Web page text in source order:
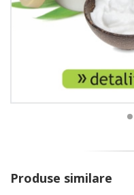
Produse similare